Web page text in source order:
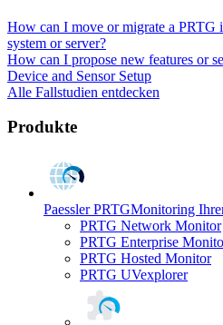
How can I move or migrate a PRTG
system or server?
How can I propose new features or
Device and Sensor Setup
Alle Fallstudien entdecken
Produkte
Paessler PRTGMonitoring
PRTG Network Monitor
PRTG Enterprise
PRTG Hosted Monitor
PRTG UVexplorer